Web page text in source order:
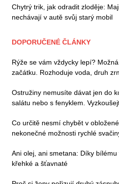
Chytrý trik, jak odradit zloděje:
nechávají v autě svůj starý mobil
DOPORUČENÉ ČLÁNKY
Rýže se vám vždycky lepí?
začátku. Rozhoduje voda, druh
Ostružiny nemusíte dávat jen do
salátu nebo s fenyklem.
Co určitě nesmí chybět v
nekonečné možnosti rychlé
Ani olej, ani smetana: Díky
křehké a šťavnaté